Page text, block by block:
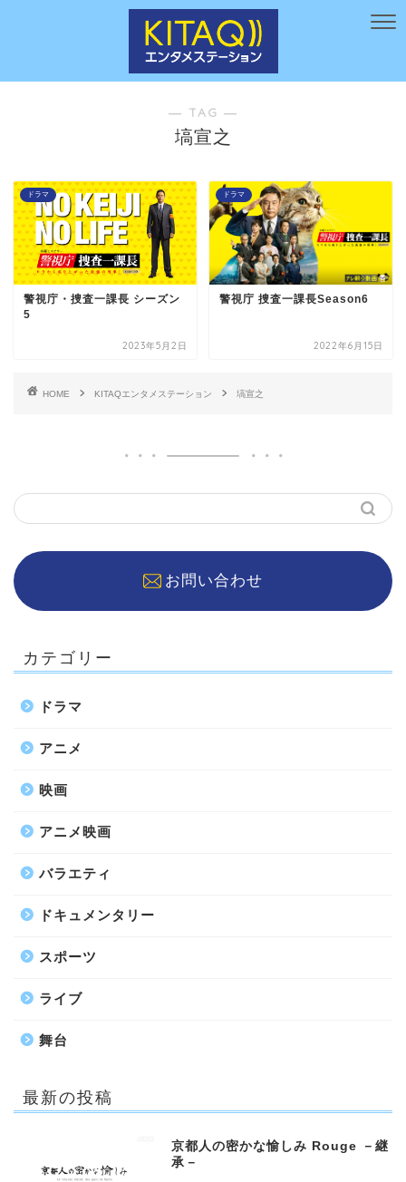
― TAG ―
塙宣之
ドラマ
警視庁・捜査一課長 シーズン
5
2023年5月2日
ドラマ
警視庁 捜査一課長Season6
2022年6月15日
HOME KITAQエンタメステーション 塙宣之
お問い合わせ
カテゴリー
ドラマ
アニメ
映画
アニメ映画
バラエティ
ドキュメンタリー
スポーツ
ライブ
舞台
最新の投稿
京都人の密かな愉しみ Rouge －継
承－